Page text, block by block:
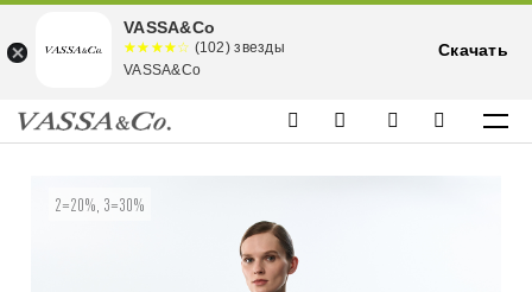
2=20%, 3=30%
VASSA&Co
☆☆☆☆☆
★★★★
★
(102) звезды
VASSA&Co
Скачать